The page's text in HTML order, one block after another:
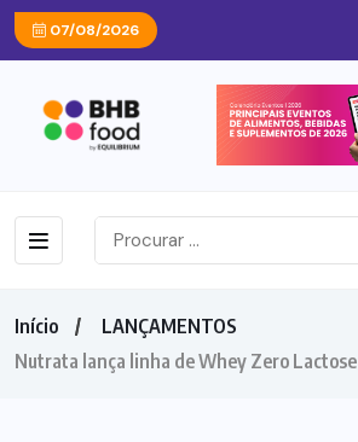
07/08/2026
Início
LANÇAMENTOS
Nutrata lança linha de Whey Zero Lactose